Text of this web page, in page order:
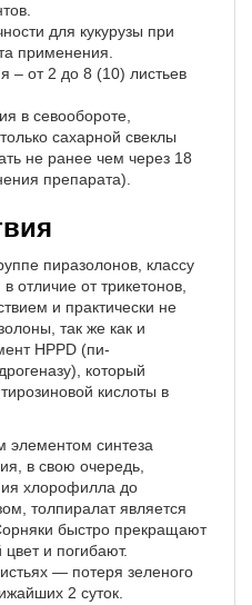
для кукурузы при
применения.
– от 2 до 8 (10) листьев
в севообороте,
сахарной свеклы
не ранее чем через 18
препарата).
пиразолонов, классу
отличие от трикетонов,
и практически не
так же как и
HPPD (пи-
который
кислоты в
элементом синтеза
в свою очередь,
хлорофилла до
толпиралат является
быстро прекращают
и погибают.
— потеря зеленого
2 суток.